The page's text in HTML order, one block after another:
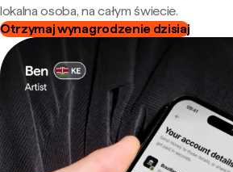
lokalna osoba, na całym świecie.
Otrzymaj wynagrodzenie dzisiaj